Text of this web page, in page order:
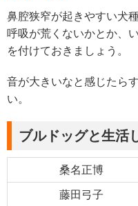
鼻腔狭窄が起きやすい犬
呼吸が荒くないかとか、
を付けておきましょう。
音が大きいなと感じたら
い。
ブルドッグと生活
桑名正博
藤田弓子